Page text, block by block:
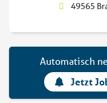
49565
Automatisch
Jetzt